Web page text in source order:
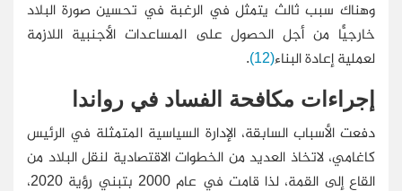
وهناك سبب ثالث يتمثل في الرغبة في تحسين صورة البلاد
خارجيًّا من أجل الحصول على المساعدات الأجنبية اللازمة
لعملية إعادة البناء(12)
.
إجراءات مكافحة الفساد في رواندا
دفعت الأسباب السابقة، الإدارة السياسية المتمثلة في الرئيس
كاغامي، لاتخاذ العديد من الخطوات الاقتصادية لنقل البلاد من
القاع إلى القمة، لذا قامت في عام 2000 بتبني رؤية 2020،